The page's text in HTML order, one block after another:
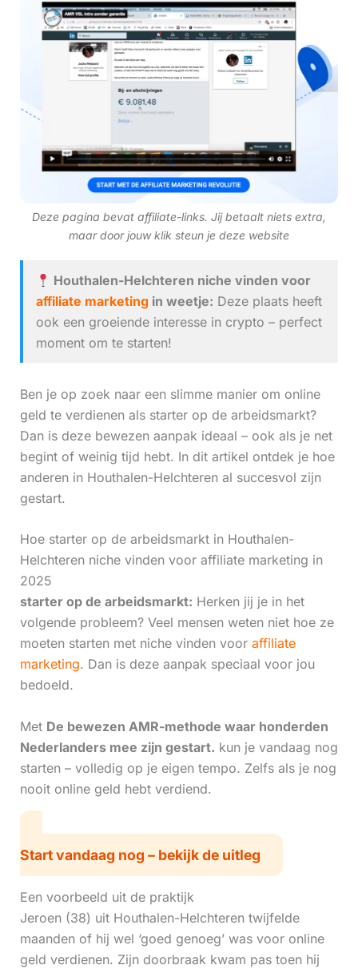
Deze pagina bevat affiliate-links. Jij betaalt niets extra,
maar door jouw klik steun je deze website
Houthalen-Helchteren niche vinden voor
affiliate marketingin weetje: Deze plaats heeft
ook een groeiende interesse in crypto – perfect
moment om te starten!
Ben je op zoek naar een slimme manier om online
geld te verdienen als starter op de arbeidsmarkt?
Dan is deze bewezen aanpak ideaal – ook als je net
begint of weinig tijd hebt. In dit artikel ontdek je hoe
anderen in Houthalen-Helchteren al succesvol zijn
gestart.
Hoe starter op de arbeidsmarkt in Houthalen-
Helchteren niche vinden voor affiliate marketing in
2025
starter op de arbeidsmarkt: Herken jij je in het
volgende probleem? Veel mensen weten niet hoe ze
moeten starten met niche vinden voor affiliate
marketing. Dan is deze aanpak speciaal voor jou
bedoeld.
Met De bewezen AMR-methode waar honderden
Nederlanders mee zijn gestart. kun je vandaag nog
starten – volledig op je eigen tempo. Zelfs als je nog
nooit online geld hebt verdiend.
Start vandaag nog – bekijk de uitleg
Een voorbeeld uit de praktijk
Jeroen (38) uit Houthalen-Helchteren twijfelde
maanden of hij wel ‘goed genoeg’ was voor online
geld verdienen. Zijn doorbraak kwam pas toen hij